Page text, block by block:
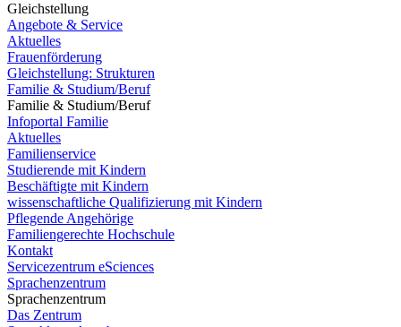
Gleichstellung
Angebote & Service
Aktuelles
Frauenförderung
Gleichstellung: Strukturen
Familie & Studium/Beruf
Familie & Studium/Beruf
Infoportal Familie
Aktuelles
Familienservice
Studierende mit Kindern
Beschäftigte mit Kindern
wissenschaftliche Qualifizierung mit Kindern
Pflegende Angehörige
Familiengerechte Hochschule
Kontakt
Servicezentrum eSciences
Sprachenzentrum
Sprachenzentrum
Das Zentrum